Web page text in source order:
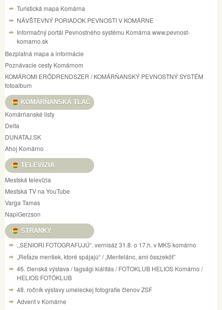
Turistická mapa Komárna
NÁVŠTEVNÝ PORIADOK PEVNOSTI V KOMÁRNE
Informačný portál Pevnostného systému Komárna www.pevnost-
komarno.sk
Bezplatná mapa a informácie
Poznávacie cesty Komárnom
KOMÁROMI ERŐDRENDSZER / KOMÁRŇANSKÝ PEVNOSTNÝ SYSTÉM
fotoalbum
KOMÁRŇANSKÁ TLAČ
Komárňanské listy
Delta
DUNATAJ.SK
Ahoj Komárno
TELEVÍZIA
Mestská televízia
Mestská TV na YouTube
Varga Tamas
NapiGerzson
STRÁNKY
,,SENIORI FOTOGRAFUJÚ“. vernisáž 31.8. o 17.h. v MKS komárno
„Reťaze mentiek, ktoré spájajú“ / „Mentelánc, ami összeköt”
46. členská výstava / tagsági kiálítás / FOTOKLUB HELIOS Komárno /
HELIOS FOTÓKLUB
48. ročník výstavy umeleckej fotografie členov ZSF
Advent v Komárne